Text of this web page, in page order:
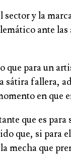
sector y la
ante
para un
fallera,
en que
que es
que, si para
mecha que